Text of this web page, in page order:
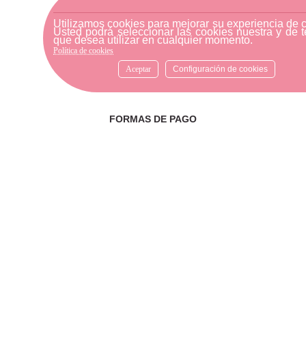
Utilizamos cookies para mejorar su experiencia de
Usted podrá seleccionar las cookies nuestra y de
que desea utilizar en cualquier momento.
Política de cookies
Aceptar
Configuración de cookies
Si necesitas ayuda, no dudes
en escribirnos por medio de
WhatsApp al número
633540808. Estamos aquí para
resolver tus dudas y ofrecerte
el mejor servicio.
FORMAS DE PAGO